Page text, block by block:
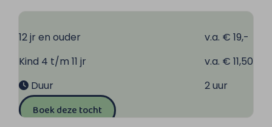
12 jr en ouder
v.a. € 19,-
Kind 4 t/m 11 jr
v.a. € 11,50
Duur
2 uur
Boek deze tocht